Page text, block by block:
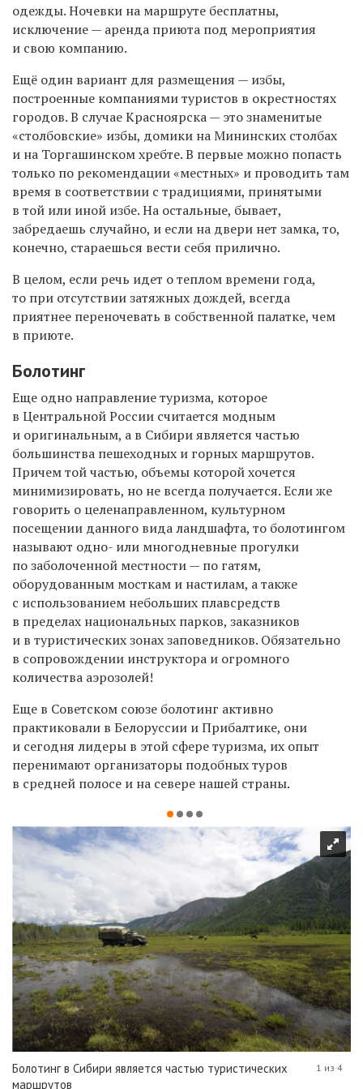
одежды. Ночевки на маршруте бесплатны,
исключение — аренда приюта под мероприятия
и свою компанию.
Ещё один вариант для размещения — избы,
построенные компаниями туристов в окрестностях
городов. В случае Красноярска — это знаменитые
«столбовские» избы, домики на Мининских столбах
и на Торгашинском хребте. В первые можно попасть
только по рекомендации «местных» и проводить там
время в соответствии с традициями, принятыми
в той или иной избе. На остальные, бывает,
забредаешь случайно, и если на двери нет замка, то,
конечно, стараешься вести себя прилично.
В целом, если речь идет о теплом времени года,
то при отсутствии затяжных дождей, всегда
приятнее переночевать в собственной палатке, чем
в приюте.
Болотинг
Еще одно направление туризма, которое
в Центральной России считается модным
и оригинальным, а в Сибири является частью
большинства пешеходных и горных маршрутов.
Причем той частью, объемы которой хочется
минимизировать, но не всегда получается. Если же
говорить о целенаправленном, культурном
посещении данного вида ландшафта, то болотингом
называют одно- или многодневные прогулки
по заболоченной местности — по гатям,
оборудованным мосткам и настилам, а также
с использованием небольших плавсредств
в пределах национальных парков, заказников
и в туристических зонах заповедников. Обязательно
в сопровождении инструктора и огромного
количества аэрозолей!
Еще в Советском союзе болотинг активно
практиковали в Белоруссии и Прибалтике, они
и сегодня лидеры в этой сфере туризма, их опыт
перенимают организаторы подобных туров
в средней полосе и на севере нашей страны.
Болотинг в Сибири является частью туристических
маршрутов
1 из 4